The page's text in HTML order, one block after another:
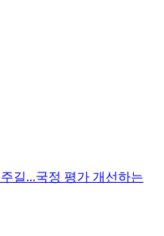
길...국정 평가 개선하는